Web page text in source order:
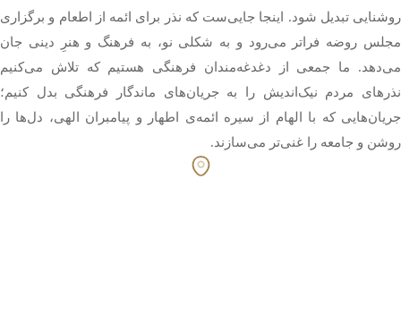
روشنایی تبدیل شود. اینجا جایی‌ست که نذر برای ائمه از اطعام و برگزاری
مجلس روضه فراتر می‌رود و به شکلی نو، به فرهنگ و هنرِ دینی جان
می‌دهد. ما جمعی از دغدغه‌مندان فرهنگی هستیم که تلاش می‌کنیم
نذرهای مردم نیک‌اندیش را به جریان‌های ماندگار فرهنگی بدل کنیم؛
جریان‌هایی که با الهام از سیره ائمه‌ی اطهار و پیامبران الهی، دل‌ها را
روشن و جامعه را غنی‌تر می‌سازند.